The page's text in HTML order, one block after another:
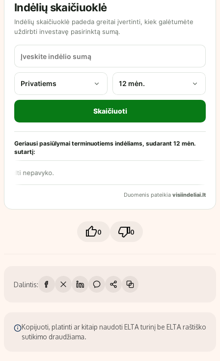
0 0
Dalintis:
Kopijuoti, platinti ar kitaip naudoti ELTA turinį be ELTA raštiško
sutikimo draudžiama.